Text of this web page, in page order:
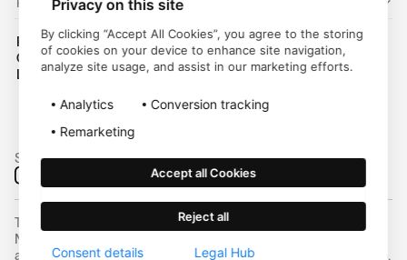
Página inicial do consumidor
Centro de ajuda
Login do cliente
Siga-nos nas redes sociais:
Trustly, Inc. é responsável pela Trustly Payments na Carolina do
Norte. A Trustly não é uma empresa fiduciária e não está
aprovada para conduzir negócios fiduciários em nenhum estado.
Privacy on this site
By clicking “Accept All Cookies”, you agree to the storing
of cookies on your device to enhance site navigation,
analyze site usage, and assist in our marketing efforts.
Analytics
Conversion tracking
Remarketing
Accept all Cookies
Reject all
Consent details Legal Hub